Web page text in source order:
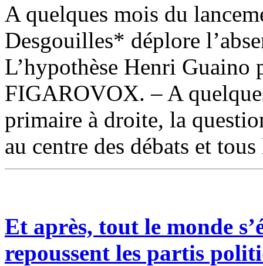
A quelques mois du
Desgouilles* déplore
L’hypothèse Henri
FIGAROVOX. – A
primaire à droite, la
au centre des débats et
Et après, tout le monde
repoussent les partis